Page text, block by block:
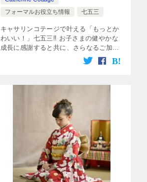
フォーマルお役立ち情報
七五三
キャサリンコテージで叶える「もっとか
わいい！」七五三‼︎ お子さまの健やかな
成長に感謝すると共に、さらなるご加護
をお祈りする日本の伝統行事、七五三。
ということはわかっていても、実際に七